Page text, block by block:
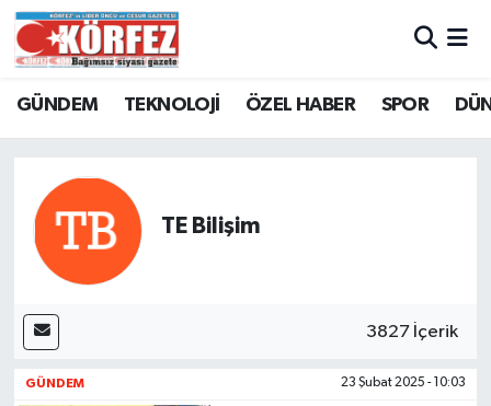
GÜNDEM TEKNOLOJİ ÖZEL HABER SPOR
TE Bilişim
3827 İçerik
GÜNDEM 23 Şubat 2025 - 10:03
Trafik Durumu
Süper Lig Puan Durumu ve Fikstür
Tüm Manşetler